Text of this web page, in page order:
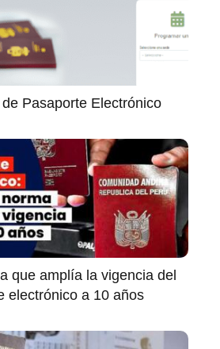
Pasaporte Electrónico
que amplía la vigencia del
electrónico a 10 años